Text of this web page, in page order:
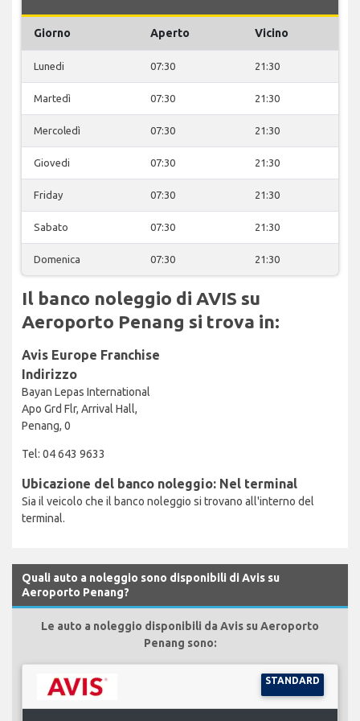
Giorno Aperto Vicino
Lunedi 07:30 21:30
Martedì 07:30 21:30
Mercoledì 07:30 21:30
Giovedi 07:30 21:30
Friday 07:30 21:30
Sabato 07:30 21:30
Domenica 07:30 21:30
Il banco noleggio di AVIS su
Aeroporto Penang si trova in:
Avis Europe Franchise
Indirizzo
Bayan Lepas International
Apo Grd Flr, Arrival Hall,
Penang, 0
Tel: 04 643 9633
Ubicazione del banco noleggio: Nel terminal
Sia il veicolo che il banco noleggio si trovano all'interno del
terminal.
Quali auto a noleggio sono disponibili di Avis su
Aeroporto Penang?
Le auto a noleggio disponibili da Avis su Aeroporto
Penang sono:
STANDARD